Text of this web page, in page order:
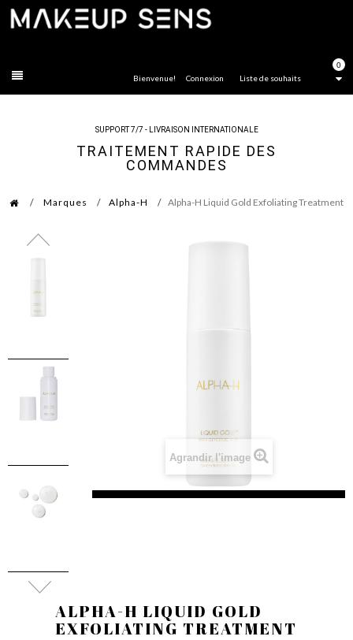
0
Liste de souhaits
Bienvenue! Connexion
SUPPORT 7/7 - LIVRAISON INTERNATIONALE
TRAITEMENT RAPIDE DES
COMMANDES
Marques Alpha-H Alpha-H Liquid Gold Exfoliating Treatment
Agrandir l'image
ALPHA-H LIQUID GOLD
EXFOLIATING TREATMENT